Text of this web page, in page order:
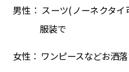
男性： スーツ(ノーネクタ
服装で
女性： ワンピースなどお洒